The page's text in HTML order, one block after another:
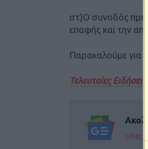
στ)Ο συνοδός
επαφής και την
Παρακαλούμε για
Τελευταίες
Όλες